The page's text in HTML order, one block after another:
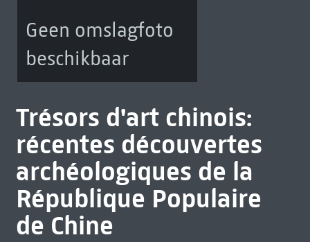
Geen omslagfoto
beschikbaar
Trésors d'art chinois:
récentes découvertes
archéologiques de la
République Populaire
de Chine